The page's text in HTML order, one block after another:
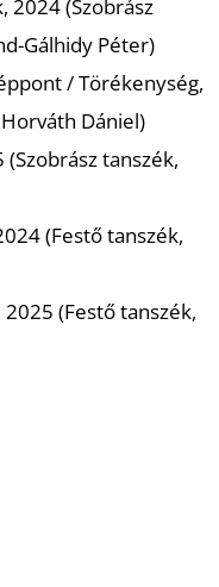
2024 (Szobrász
Gálhidy Péter)
/ Törékenység,
Dániel)
tanszék,
(Festő tanszék,
(Festő tanszék,